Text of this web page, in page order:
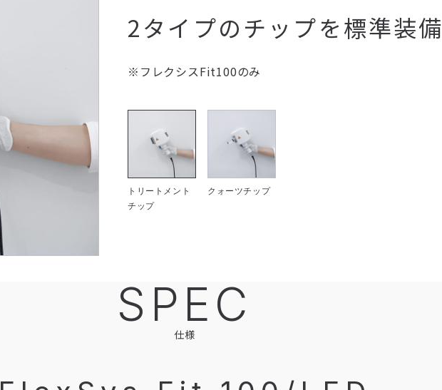
2タイプのチップを標準装備
※フレクシスFit100のみ
トリートメント
チップ
クォーツチップ
SPEC
仕様